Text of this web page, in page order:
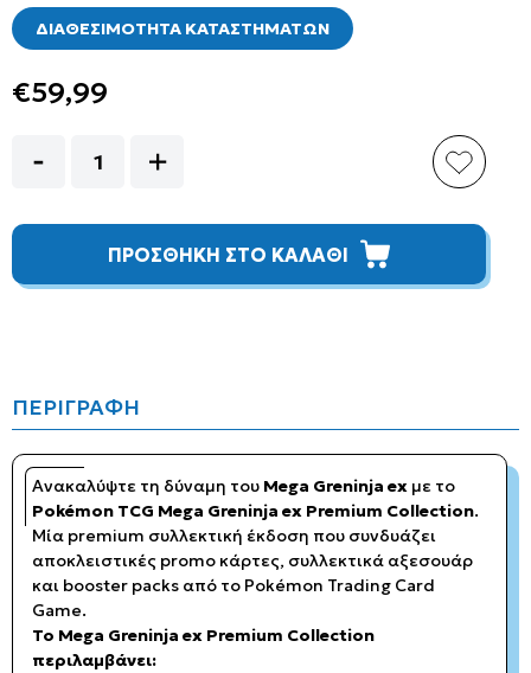
ΔΙΑΘΕΣΙΜΟΤΗΤΑ ΚΑΤΑΣΤΗΜΑΤΩΝ
€59,99
ΠΡΟΣΘΗΚΗ ΣΤΟ ΚΑΛΑΘΙ
ΠΕΡΙΓΡΑΦΗ
Ανακαλύψτε τη δύναμη του Mega Greninja ex με το
Pokémon TCG Mega Greninja ex Premium Collection.
Μία premium συλλεκτική έκδοση που συνδυάζει
αποκλειστικές promo κάρτες, συλλεκτικά αξεσουάρ
και booster packs από το Pokémon Trading Card
Game.
Το Mega Greninja ex Premium Collection
περιλαμβάνει: